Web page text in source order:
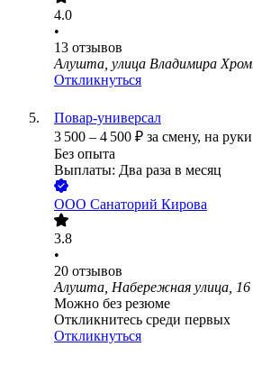
4.0
•
13 отзывов
Алушта, улица Владимира
Откликнуться
Повар-универсал
3 500 – 4 500 ₽ за смену, на руки
Без опыта
Выплаты: Два раза в месяц
ООО Санаторий Кирова
3.8
•
20 отзывов
Алушта, Набережная улица, 16
Можно без резюме
Откликнитесь среди первых
Откликнуться